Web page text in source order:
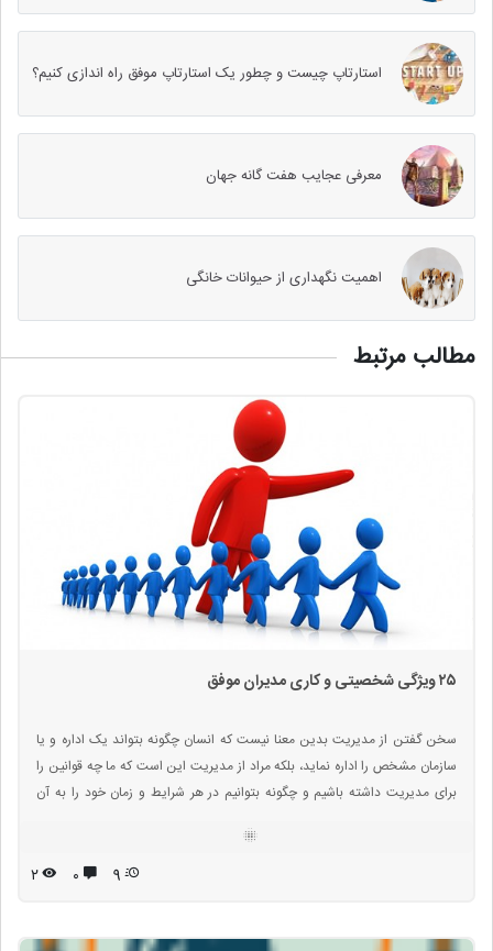
استارتاپ چیست و چطور یک استارتاپ موفق راه اندازی کنیم؟
معرفی عجایب هفت گانه جهان
اهمیت نگهداری از حیوانات خانگی
مطالب مرتبط
۲۵ ویژگی شخصیتی و کاری مدیران موفق
سخن گفتن از مديريت بدين معنا نيست که انسان چگونه بتواند يک اداره و يا
سازمان مشخص را اداره نمايد، بلکه مراد از مديريت اين است که ما چه قوانين را
برای مديريت داشته باشيم و چگونه بتوانيم در هر شرايط و زمان خود را به آن
هماهنگ كنيم كه نه خود ما و نه جامعه از آن ضرر ببيند؟
9 ۰ ۲